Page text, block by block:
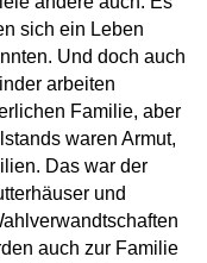
sich ein Leben
Und doch auch
arbeiten
Familie, aber
waren Armut,
Das war der
und
auch zur Familie